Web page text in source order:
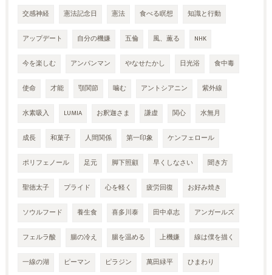
交感神経 憲法記念日 憲法 食べる瞑想 知識と行動
アップデート 自分の機嫌 五倫 風、薫る NHK
今を楽しむ アンパンマン やなせたかし 日光浴 食中毒
使命 才能 顎関節 噛む アントシアニン 紫外線
水素吸入 LUMIA お釈迦さま 謙虚 関心 水無月
成長 和菓子 人間関係 第一印象 ケンフェロール
ポリフェノール 足元 脚下照顧 早くしなさい 聞き方
聖徳太子 プライド 心を軽く 疲労回復 お好み焼き
ソウルフード 養生食 喜多川泰 田中卓志 アンガールズ
フェルラ酸 腸の冷え 腸を温める 上機嫌 線は僕を描く
一線の湖 ピーマン ピラジン 萬田緑平 ひまわり